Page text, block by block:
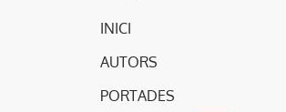
INICI
AUTORS
PORTADES